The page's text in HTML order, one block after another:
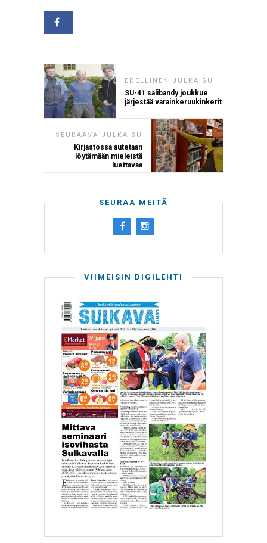
EDELLINEN JULKAISU
SU-41 salibandy joukkue
järjestää varainkeruukinkerit
SEURAAVA JULKAISU
Kirjastossa autetaan
löytämään mieleistä
luettavaa
SEURAA MEITÄ
VIIMEISIN DIGILEHTI